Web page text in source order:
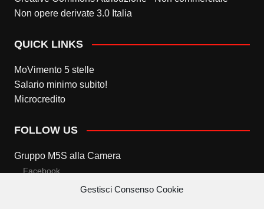
Gestisci Consenso Cookie
Non opere derivate 3.0 Italia
QUICK LINKS
MoVimento 5 stelle
Salario minimo subito!
Microcredito
FOLLOW US
Gruppo M5S alla Camera
Facebook